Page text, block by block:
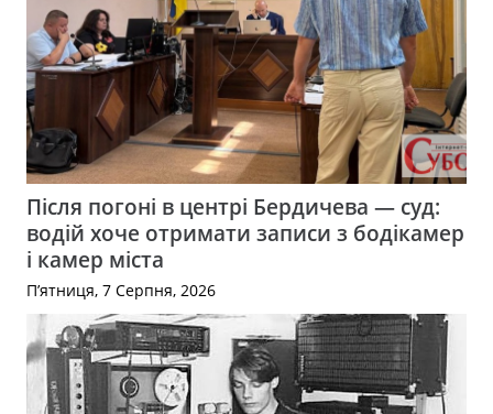
Після погоні в центрі Бердичева — суд:
водій хоче отримати записи з бодікамер
і камер міста
П’ятниця, 7 Серпня, 2026